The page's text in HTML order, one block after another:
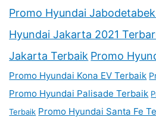
Promo Hyundai
Hyundai Jakarta 2021
Jakarta Terbaik Promo
Promo Hyundai Kona EV Terbaik
Promo Hyundai Palisade Terbaik
Terbaik Promo Hyundai Santa Fe